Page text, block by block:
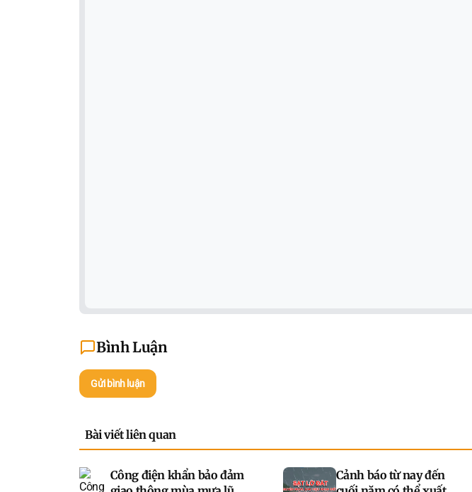
Bình Luận
Gửi bình luận
Bài viết liên quan
Công điện khẩn bảo đảm
Cảnh báo từ nay đến